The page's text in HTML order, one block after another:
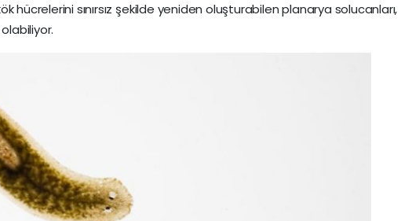
hücrelerini sınırsız şekilde yeniden oluşturabilen planarya solucanları,